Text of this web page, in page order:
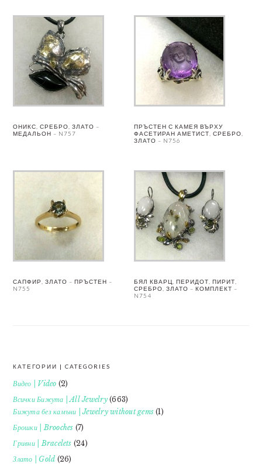
ОНИКС, СРЕБРО, ЗЛАТО –
МЕДАЛЬОН – N757
ПРЪСТЕН С КАМЕЯ ВЪРХУ
ФАСЕТИРАН АМЕТИСТ, СРЕБРО,
ЗЛАТО – N756
САПФИР, ЗЛАТО – ПРЪСТЕН –
N755
БЯЛ КВАРЦ, ПЕРИДОТ, ПИРИТ,
СРЕБРО, ЗЛАТО – КОМПЛЕКТ –
N754
FOOTER
КАТЕГОРИИ | CATEGORIES
Видео | Video (2)
Всички Бижута | All Jewelry(663)
Бижута без камъни | Jewelry without gems (1)
Брошки | Brooches (7)
Гривни | Bracelets (24)
Злато | Gold (26)